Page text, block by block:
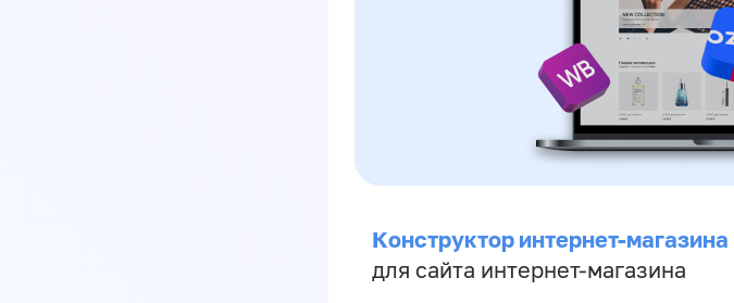
Конструктор интернет-магазина
для сайта интернет-магазина